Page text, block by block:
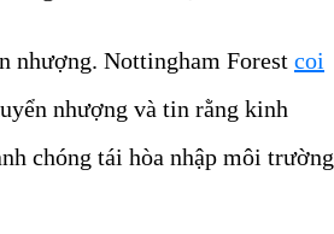
nhượng. Nottingham Forest coi
nhượng và tin rằng kinh
chóng tái hòa nhập môi trường